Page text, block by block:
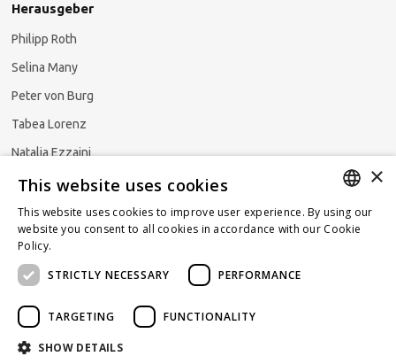
Herausgeber
Philipp Roth
Selina Many
Peter von Burg
Tabea Lorenz
Natalja Ezzaini
Newsletter abonnieren
GERMAN
×
This website uses cookies
This website uses cookies to improve user experience. By using our
website you consent to all cookies in accordance with our Cookie
Policy.
STRICTLY NECESSARY
PERFORMANCE
TARGETING FUNCTIONALITY
SHOW DETAILS